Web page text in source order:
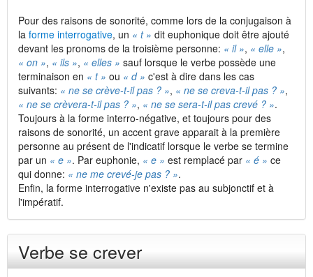
Pour des raisons de sonorité, comme lors de la conjugaison à
la forme interrogative, un « t » dit euphonique doit être ajouté
devant les pronoms de la troisième personne: « il », « elle »,
« on », « ils », « elles » sauf lorsque le verbe possède une
terminaison en « t » ou « d » c'est à dire dans les cas
suivants: « ne se crève-t-il pas ? », « ne se creva-t-il pas ? »,
« ne se crèvera-t-il pas ? », « ne se sera-t-il pas crevé ? ».
Toujours à la forme interro-négative, et toujours pour des
raisons de sonorité, un accent grave apparait à la première
personne au présent de l'indicatif lorsque le verbe se termine
par un « e ». Par euphonie, « e » est remplacé par « é » ce
qui donne: « ne me crevé-je pas ? ».
Enfin, la forme interrogative n'existe pas au subjonctif et à
l'impératif.
Verbe se crever